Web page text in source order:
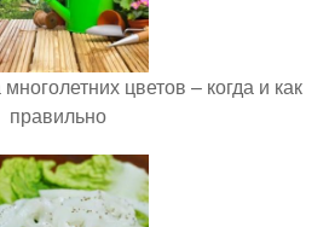
цветов – когда и как
правильно